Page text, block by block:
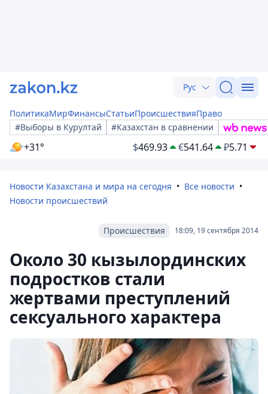
Рус
ПолитикаМирФинансыСтатьиПроисшествияПраво
#Выборы в Курултай
#Казахстан в сравнении
+31° $469.93 €541.64 ₽5.71
Новости Казахстана и мира на сегодня
Все новости
Новости происшествий
18:09, 19 сентября 2014
Происшествия
Около 30 кызылординских
подростков стали
жертвами преступлений
сексуального характера